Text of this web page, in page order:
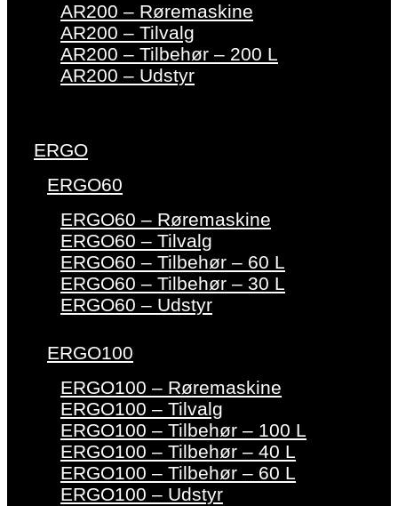
AR200 – Røremaskine
AR200 – Tilvalg
AR200 – Tilbehør – 200 L
AR200 – Udstyr
ERGO
ERGO60
ERGO60 – Røremaskine
ERGO60 – Tilvalg
ERGO60 – Tilbehør – 60 L
ERGO60 – Tilbehør – 30 L
ERGO60 – Udstyr
ERGO100
ERGO100 – Røremaskine
ERGO100 – Tilvalg
ERGO100 – Tilbehør – 100 L
ERGO100 – Tilbehør – 40 L
ERGO100 – Tilbehør – 60 L
ERGO100 – Udstyr